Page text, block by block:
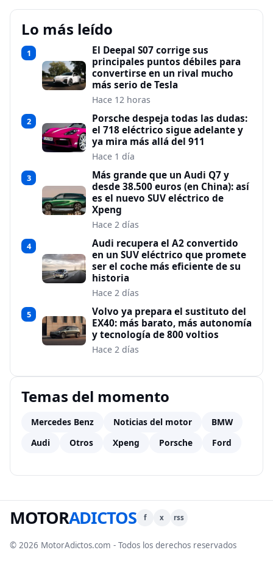
Lo más leído
1
El Deepal S07 corrige sus
principales puntos débiles para
convertirse en un rival mucho
más serio de Tesla
Hace 12 horas
2
Porsche despeja todas las dudas:
el 718 eléctrico sigue adelante y
ya mira más allá del 911
Hace 1 día
3
Más grande que un Audi Q7 y
desde 38.500 euros (en China): así
es el nuevo SUV eléctrico de
Xpeng
Hace 2 días
4
Audi recupera el A2 convertido
en un SUV eléctrico que promete
ser el coche más eficiente de su
historia
Hace 2 días
5
Volvo ya prepara el sustituto del
EX40: más barato, más autonomía
y tecnología de 800 voltios
Hace 2 días
Temas del momento
Mercedes Benz Noticias del motor
BMW
Audi
Otros Xpeng Porsche Ford
MOTORADICTOS f x rss
© 2026 MotorAdictos.com - Todos los derechos reservados